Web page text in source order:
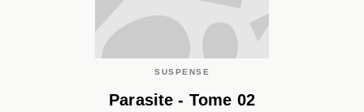
SUSPENSE
Parasite - Tome 02